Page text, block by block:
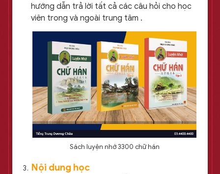
hướng dẫn trả lời tất cả các câu hỏi cho học
viên trong và ngoài trung tâm .
Sách luyện nhớ 3300 chữ hán
Nội dung học